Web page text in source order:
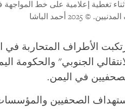
تغطية إعلامية على خط المواجهة
© 2025 أحمد الباشا
الأطراف المتحاربة في
الجنوبي" والحكومة
في اليمن.
الصحفيين والمؤسسات